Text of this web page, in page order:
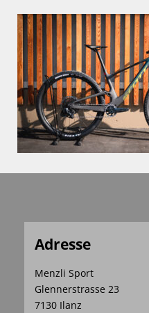
Adresse
Menzli Sport
Glennerstrasse 23
7130 Ilanz